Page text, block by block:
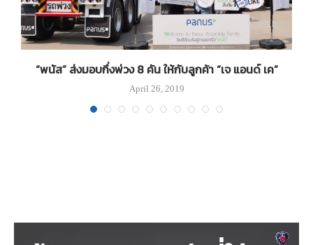
“พนัส” ส่งมอบกึ่งพ่วง 8 คัน ให้กับลูกค้า “เจ แอนด์ เค”
April 26, 2019